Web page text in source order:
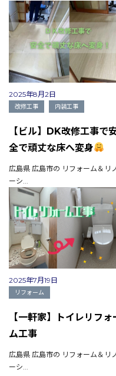
お電話で
営業時間
2025年8月2日
改修工事 内装工事
【ビル】DK改修工事で
全で頑丈な床へ変身
広島県 広島市の リフォーム＆リ
ーシ...
2025年7月19日
リフォーム
【一軒家】トイレリフォ
ム工事
広島県 広島市の リフォーム＆リ
ーシ...